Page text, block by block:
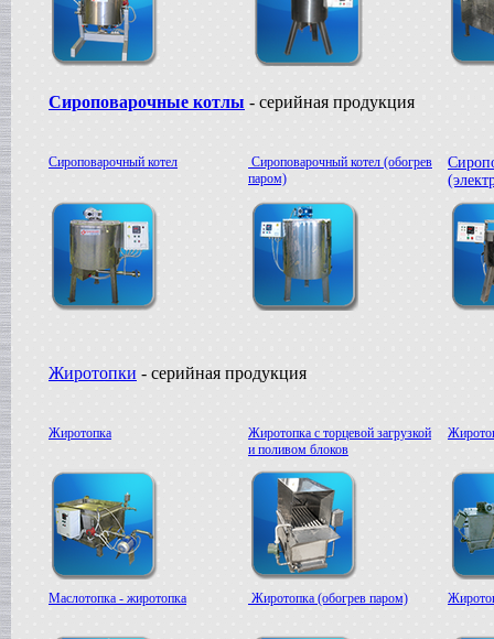
Сироповарочные котлы - серийная продукция
Сироповарочный котел
Сироповарочный котел (обогрев
паром)
Жиротопки - серийная продукция
Жиротопка
Жиротопка с торцевой загрузкой
и поливом блоков
Маслотопка - жиротопка Жиротопка (обогрев паром)